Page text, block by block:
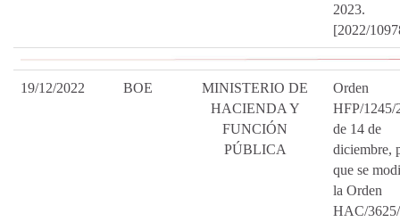
2023.
[2022/
19/12/2022 BOE
MINISTERIO DE
HACIENDA Y
FUNCIÓN
PÚBLICA
Orden
HFP/1245/
de 14 de
diciembre,
que se
la Orden
HAC/